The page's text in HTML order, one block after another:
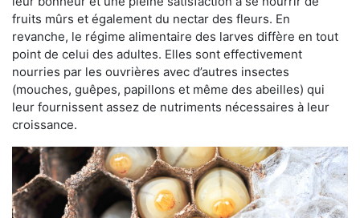
fruits mûrs et également du nectar des fleurs. En
revanche, le régime alimentaire des larves diffère en tout
point de celui des adultes. Elles sont effectivement
nourries par les ouvrières avec d’autres insectes
(mouches, guêpes, papillons et même des abeilles) qui
leur fournissent assez de nutriments nécessaires à leur
croissance.